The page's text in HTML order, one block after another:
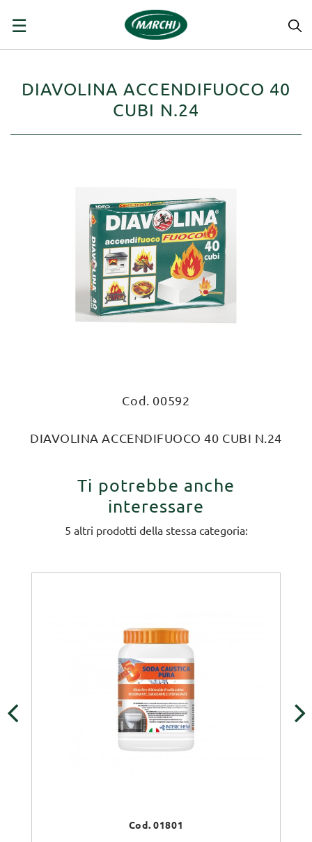
navigazione
☰
DIAVOLINA ACCENDIFUOCO 40
CUBI N.24
Cod. 00592
DIAVOLINA ACCENDIFUOCO 40 CUBI N.24
Ti potrebbe anche
interessare
5 altri prodotti della stessa categoria:
Cod. 01801